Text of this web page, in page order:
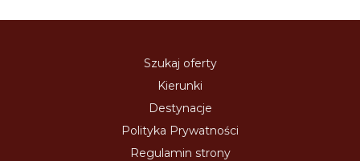
Szukaj oferty
Kierunki
Destynacje
Polityka Prywatności
Regulamin strony